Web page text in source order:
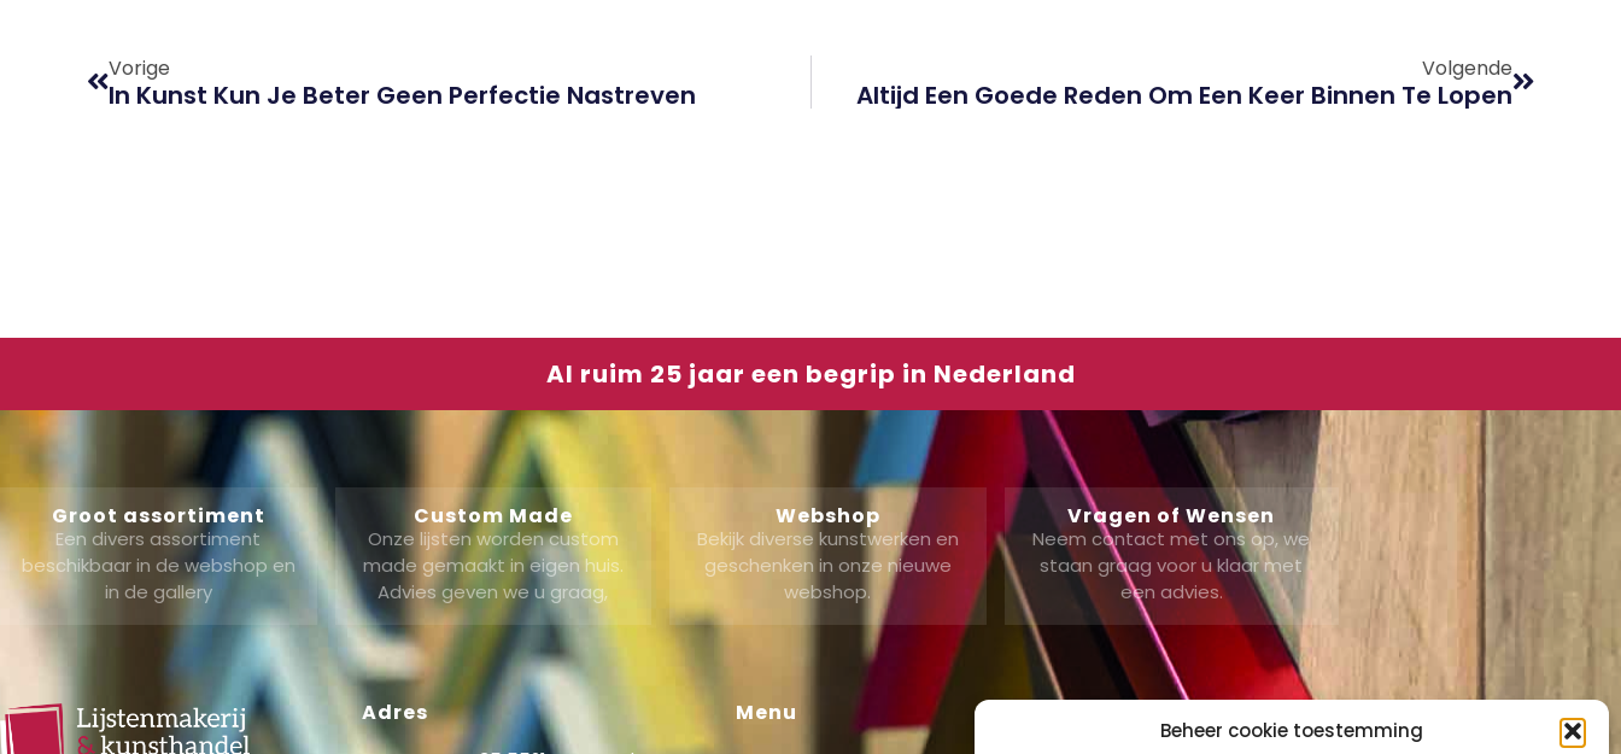
Beheer cookie toestemming
Vorige
In Kunst Kun Je Beter Geen Perfectie Nastreven
Volgende
Altijd Een Goede Reden Om Een Keer Binnen Te Lopen
Al ruim 25 jaar een begrip in Nederland
Groot assortiment
Een divers assortiment
beschikbaar in de webshop en
in de gallery
Custom Made
Onze lijsten worden custom
made gemaakt in eigen huis.
Advies geven we u graag,
Webshop
Bekijk diverse kunstwerken en
geschenken in onze nieuwe
webshop.
Vragen of Wensen
Neem contact met ons op, we
staan graag voor u klaar met
een advies.
Adres Menu